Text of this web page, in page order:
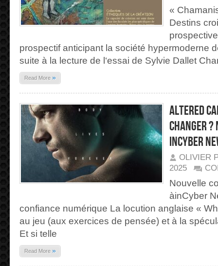
«
Destins
prospectif anticipant la société hypermoderne
suite à la lecture de l‘essai de Sylvie Dallet
Read More »
ALTERED
changer ?
inCyber
OLIVIER
2025
Nouvelle
àinCyber
confiance numérique La locution anglaise «
au jeu (aux exercices de pensée) et à la
Et si telle
Read More »